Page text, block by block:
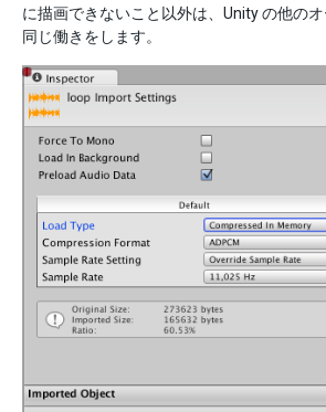
に描画できないこと以外は、Unity の他の
同じ働きをします。